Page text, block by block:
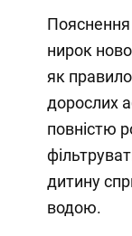
Пояснення
нирок
як
дорослих
повністю
дитину
водою.